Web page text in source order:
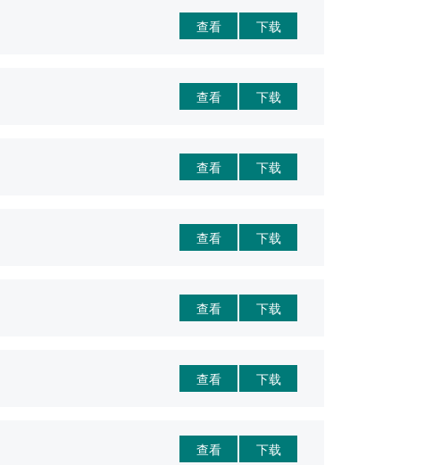
查看 下载
查看 下载
查看 下载
查看 下载
查看 下载
查看 下载
查看 下载